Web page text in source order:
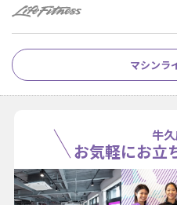
マシンラ
牛
お気軽にお立